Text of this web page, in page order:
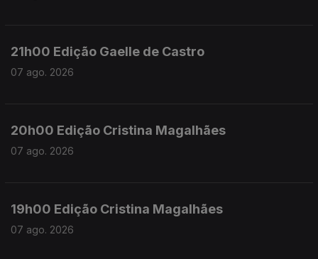
21h00 Edição Gaelle de Castro
07 ago. 2026
20h00 Edição Cristina Magalhães
07 ago. 2026
19h00 Edição Cristina Magalhães
07 ago. 2026